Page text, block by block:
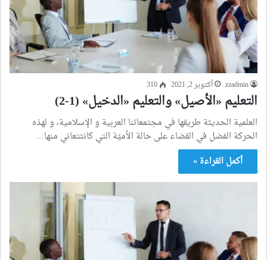
zzadmin أكتوبر 2, 2021 310
التعليم «الأصيل» والتعليم «الدخيل» (1-2)
العلمية الحديثة طريقها في مجتمعاتنا العربية و الإسلامية، و لهذه
الحركة الفضل في القضاء على حالة الأميّة التي كانتتعاني منها…
أكمل القراءة »